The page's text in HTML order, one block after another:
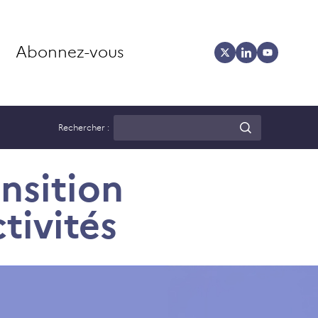
Abonnez-vous
Rechercher :